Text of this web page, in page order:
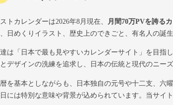
トカレンダーは2026年8月現在、 月間70万PVを誇る
、日めくりイラスト、歴史上のできごと、有名人の誕
は「日本で最も見やすいカレンダーサイト」を目指
デザインの洗練を追求し、日本の伝統と現代のニー
を基本としながらも、日本独自の元号や十二支、六
には特別な意味や背景が込められています。当サイ